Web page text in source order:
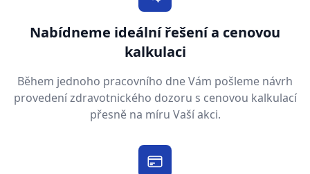
Nabídneme ideální řešení a cenovou
kalkulaci
Během jednoho pracovního dne Vám pošleme návrh
provedení zdravotnického dozoru s cenovou kalkulací
přesně na míru Vaší akci.